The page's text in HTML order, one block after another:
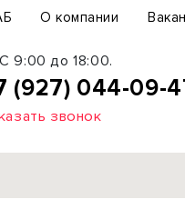
О компании
9:00 до 18:00.
(927) 044-09-
звонок